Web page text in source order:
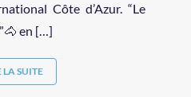
Côte d’Azur. “Le
en […]
LA SUITE